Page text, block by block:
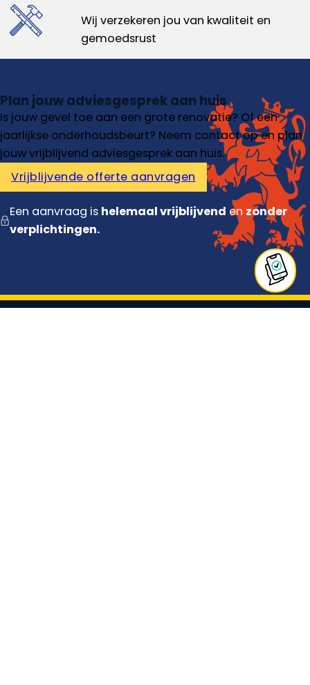
Wij verzekeren jou van kwaliteit en
gemoedsrust
Plan jouw adviesgesprek aan huis
Is jouw gevel toe aan een grote renovatie? Of een
jaarlijkse onderhoudsbeurt? Neem contact op en plan
jouw vrijblijvend adviesgesprek aan huis.
Vrijblijvende offerte aanvragen
Een aanvraag is helemaal vrijblijvend en zonder
verplichtingen.
Diensten